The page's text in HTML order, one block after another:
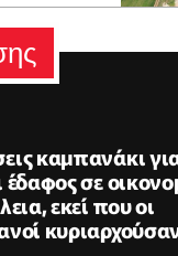
καμπανάκι
σε
εκεί που οι